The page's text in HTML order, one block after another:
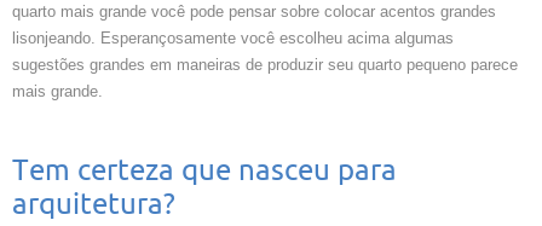
quarto mais grande você pode pensar sobre colocar acentos grandes
lisonjeando. Esperançosamente você escolheu acima algumas
sugestões grandes em maneiras de produzir seu quarto pequeno parece
mais grande.
Tem certeza que nasceu para
arquitetura?